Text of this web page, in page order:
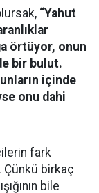
“Yahut
örtüyor, onun
bir bulut.
içinde
onu dahi
fark
Çünkü birkaç
bile